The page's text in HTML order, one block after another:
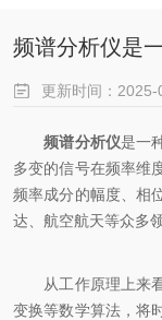
频谱分析仪是
更新时间：2025-
频谱分析仪是一
多变的信号在频率维
频率成分的幅度、相
达、航空航天等众多
从工作原理上来看
变换等数学算法，将